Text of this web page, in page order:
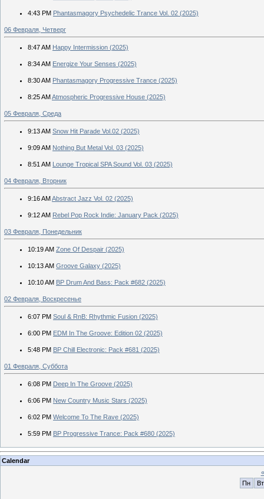
4:43 PM Phantasmagory Psychedelic Trance Vol. 02 (2025)
06 Февраля, Четверг
8:47 AM Happy Intermission (2025)
8:34 AM Energize Your Senses (2025)
8:30 AM Phantasmagory Progressive Trance (2025)
8:25 AM Atmospheric Progressive House (2025)
05 Февраля, Среда
9:13 AM Snow Hit Parade Vol.02 (2025)
9:09 AM Nothing But Metal Vol. 03 (2025)
8:51 AM Lounge Tropical SPA Sound Vol. 03 (2025)
04 Февраля, Вторник
9:16 AM Abstract Jazz Vol. 02 (2025)
9:12 AM Rebel Pop Rock Indie: January Pack (2025)
03 Февраля, Понедельник
10:19 AM Zone Of Despair (2025)
10:13 AM Groove Galaxy (2025)
10:10 AM BP Drum And Bass: Pack #682 (2025)
02 Февраля, Воскресенье
6:07 PM Soul & RnB: Rhythmic Fusion (2025)
6:00 PM EDM In The Groove: Edition 02 (2025)
5:48 PM BP Chill Electronic: Pack #681 (2025)
01 Февраля, Суббота
6:08 PM Deep In The Groove (2025)
6:06 PM New Country Music Stars (2025)
6:02 PM Welcome To The Rave (2025)
5:59 PM BP Progressive Trance: Pack #680 (2025)
Calendar
«
Пн
Вт